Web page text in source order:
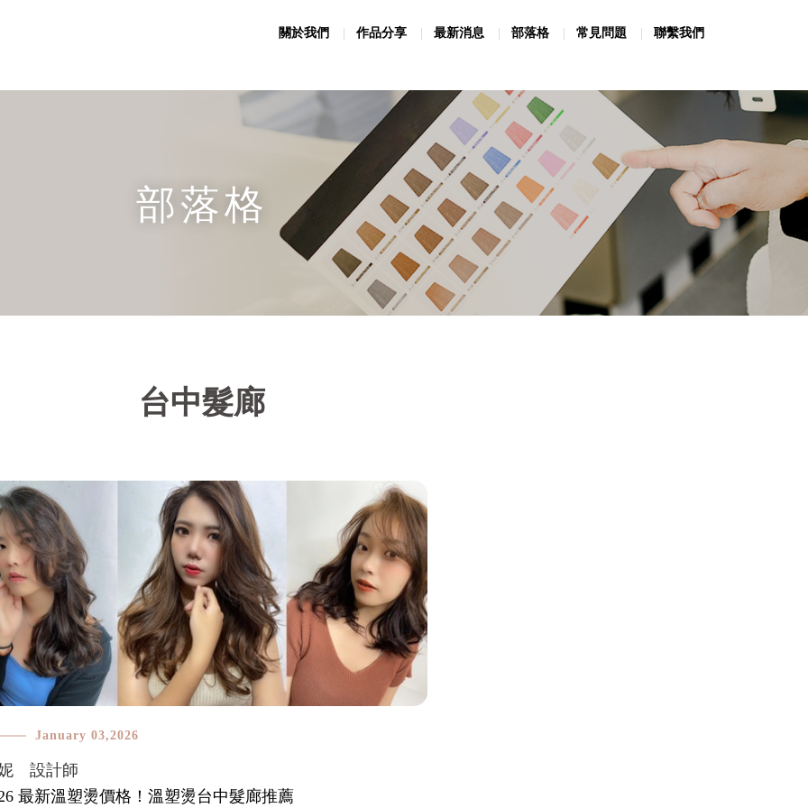
關於我們 作品分享 最新消息 部落格 常見問題 聯繫我們
部落格
台中髮廊
January 03,2026
設計師
最新溫塑燙價格！溫塑燙台中髮廊推薦